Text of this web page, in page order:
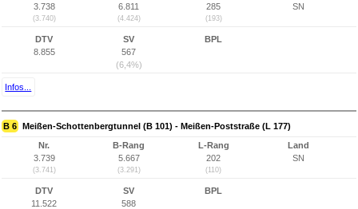
3.738
(3.740)
6.811
(4.424)
285
(193)
SN
DTV
8.855
SV
567
(6,4%)
BPL
Infos...
B 6 Meißen-Schottenbergtunnel (B 101) - Meißen-Poststraße (L 177)
Nr.
3.739
(3.741)
B-Rang
5.667
(3.291)
L-Rang
202
(110)
Land
SN
DTV
11.522
SV
588
BPL